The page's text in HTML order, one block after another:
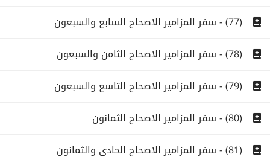
(77) - سفر المزامير الاصحاح السابع والسبعون
(78) - سفر المزامير الاصحاح الثامن والسبعون
(79) - سفر المزامير الاصحاح التاسع والسبعون
(80) - سفر المزامير الاصحاح الثمانون
(81) - سفر المزامير الاصحاح الحادى والثمانون